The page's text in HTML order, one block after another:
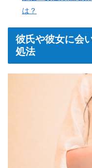
は？
彼氏や彼女に会
処法